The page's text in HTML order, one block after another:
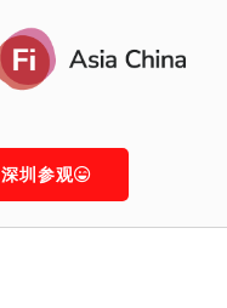
深圳参观